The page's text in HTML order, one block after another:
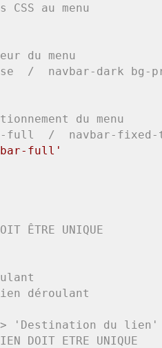
au menu
du menu
/  navbar-dark bg-
du menu
/  navbar-fixed-
full'
ÊTRE UNIQUE
déroulant
'Destination du lien'
DOIT ETRE UNIQUE